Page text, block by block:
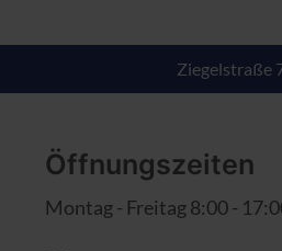
Ziegelstraße
Öffnungszeiten
Montag - Freitag 8:00 -